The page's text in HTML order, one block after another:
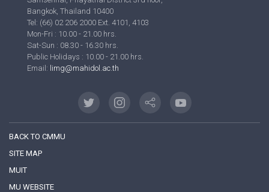
Bangkok, Thailand 10400
Tel: (66) 02 206 2000 Ext. 4101, 4103
Mon-Fri : 10.00 - 21.00 hrs.
Sat-Sun : 08.30 - 16.30 hrs.
Public Holidays : 10.00 - 21.00 hrs.
Email: limg@mahidol.ac.th
BACK TO CMMU
SITE MAP
MUIT
MU WEBSITE